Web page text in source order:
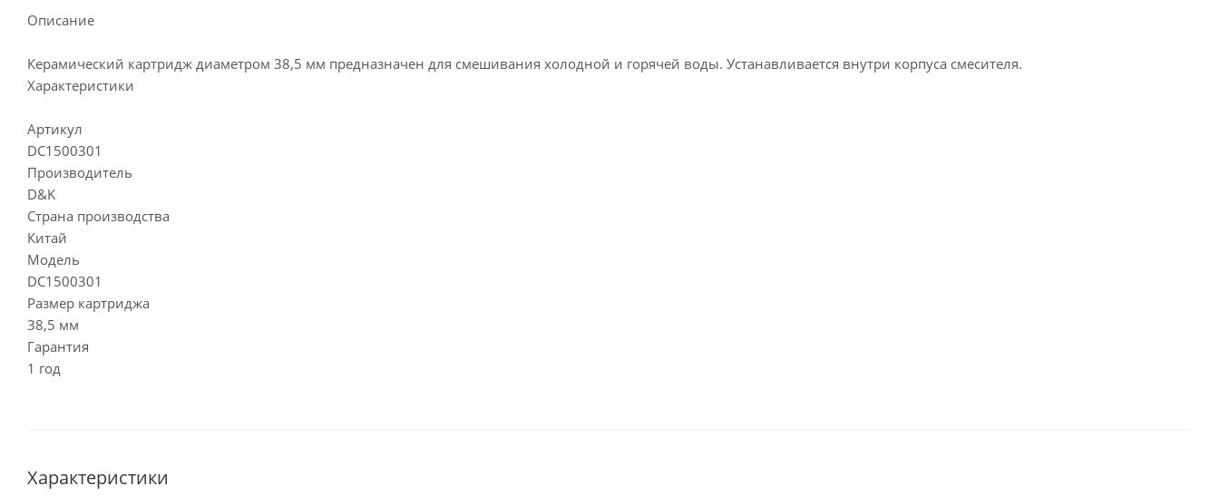
Описание
Керамический картридж диаметром 38,5 мм предназначен для смешивания холодной и горячей воды. Устанавливается внутри корпуса смесителя.
Характеристики
Артикул
DC1500301
Производитель
D&K
Страна производства
Китай
Модель
DC1500301
Размер картриджа
38,5 мм
Гарантия
1 год
Характеристики